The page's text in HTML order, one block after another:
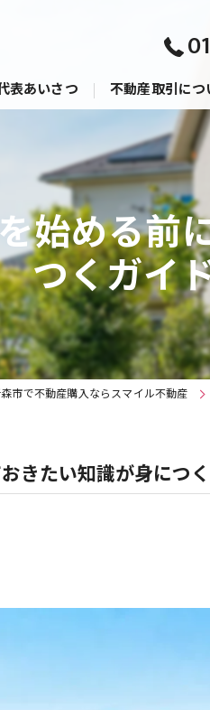
表あいさつ 不動産取引につ
購入の流れ
売却の流れ
始める
つくガイ
市で不動産購入ならスマイル不動産
きたい知識が身につ